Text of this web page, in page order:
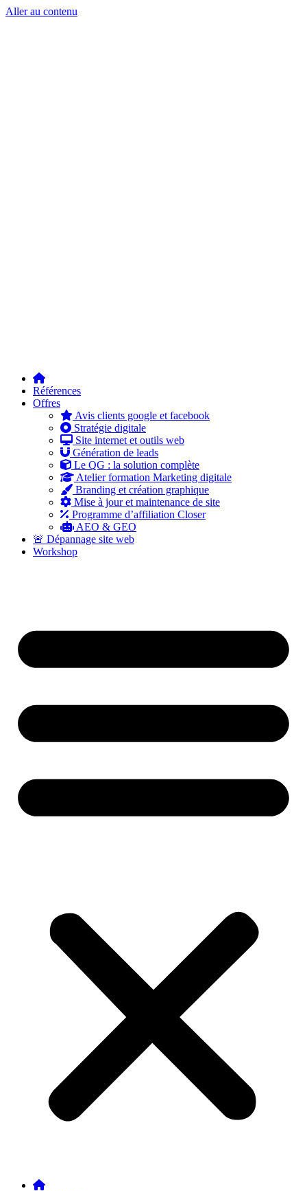
Aller au contenu
Références
Offres
Avis clients google et facebook
Stratégie digitale
Site internet et outils web
Génération de leads
Le QG : la solution complète
Atelier formation Marketing digitale
Branding et création graphique
Mise à jour et maintenance de site
Programme d’affiliation Closer
AEO & GEO
🚨 Dépannage site web
Workshop